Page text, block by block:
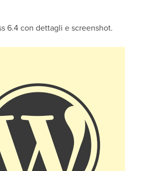
6.4 con dettagli e screenshot.